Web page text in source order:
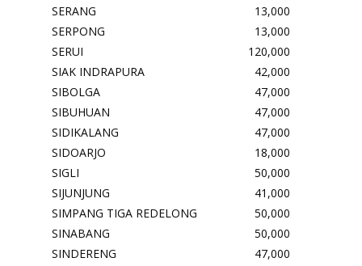
SERANG
13,000
SERPONG
13,000
SERUI
120,000
SIAK INDRAPURA
42,000
SIBOLGA
47,000
SIBUHUAN
47,000
SIDIKALANG
47,000
SIDOARJO
18,000
SIGLI
50,000
SIJUNJUNG
41,000
SIMPANG TIGA REDELONG
50,000
SINABANG
50,000
SINDERENG
47,000